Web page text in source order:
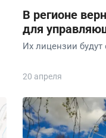
В регионе
для
Их лицензии будут
20 апреля